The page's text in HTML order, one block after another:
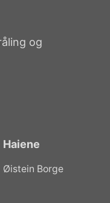
og
Haiene
Øistein Borge